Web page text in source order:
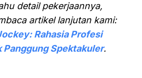
detail pekerjaannya,
artikel lanjutan kami:
Rahasia Profesi
Panggung Spektakuler.